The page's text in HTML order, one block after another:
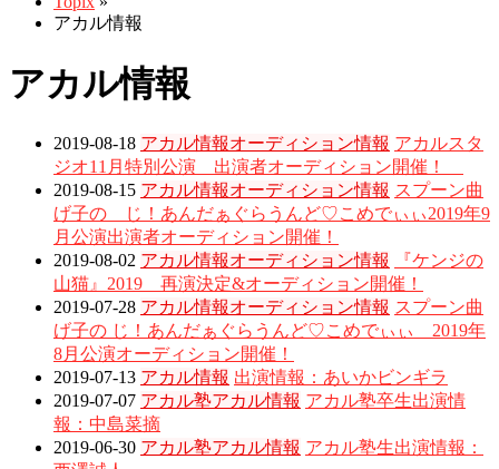
アカル情報
アカル情報
2019-08-18 アカル情報オーディション情報 アカルスタ
ジオ11月特別公演 出演者オーディション開催！
2019-08-15 アカル情報オーディション情報 スプーン曲
げ子の じ！あんだぁぐらうんど♡こめでぃぃ2019年9
月公演出演者オーディション開催！
2019-08-02 アカル情報オーディション情報
『ケンジの
山猫』2019 再演決定&オーディション開催！
2019-07-28 アカル情報オーディション情報 スプーン曲
げ子の じ！あんだぁぐらうんど♡こめでぃぃ 2019年
8月公演オーディション開催！
2019-07-13 アカル情報 出演情報：あいかビンギラ
2019-07-07 アカル塾アカル情報 アカル塾卒生出演情
報：中島菜摘
2019-06-30 アカル塾アカル情報 アカル塾生出演情報：